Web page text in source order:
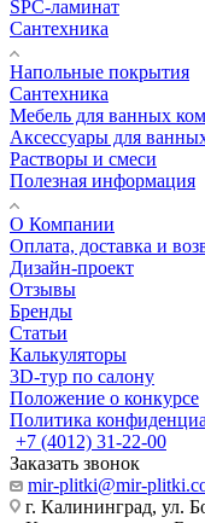
SPC-ламинат
Сантехника
Напольные покрытия
Сантехника
Мебель для ванных
Аксессуары для
Растворы и смеси
Полезная информация
О Компании
Оплата, доставка и
Дизайн-проект
Отзывы
Бренды
Статьи
Калькуляторы
3D-тур по салону
Положение о конкурсе
Политика
+7 (4012) 31-22-00
Заказать звонок
mir-plitki@mir-
г. Калининград, ул.